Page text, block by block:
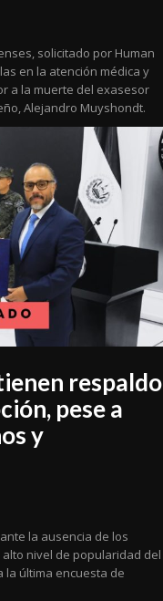
solicitado por Human
en la atención médica y
a la muerte del exasesor
Alejandro Muyshondt.
respaldo
pese a
y
la ausencia de los
nivel de popularidad del
la última encuesta de